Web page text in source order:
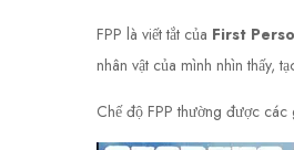
FPP là viết tắt của First
nhân vật của mình nhìn thấy,
Chế độ FPP thường được